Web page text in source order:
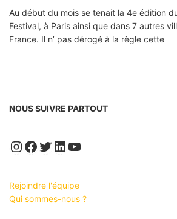
Au début du mois se tenait la 4e édition
Festival, à Paris ainsi que dans 7 autres
France. Il n’ pas dérogé à la règle cette
NOUS SUIVRE PARTOUT
Instagram
Facebook
Twitter
LinkedIn
YouTube
Rejoindre l'équipe
Qui sommes-nous ?